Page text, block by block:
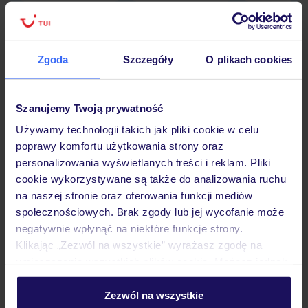
Zgoda Szczegóły O plikach cookies
Szanujemy Twoją prywatność
Używamy technologii takich jak pliki cookie w celu
poprawy komfortu użytkowania strony oraz
personalizowania wyświetlanych treści i reklam. Pliki
cookie wykorzystywane są także do analizowania ruchu
na naszej stronie oraz oferowania funkcji mediów
społecznościowych. Brak zgody lub jej wycofanie może
negatywnie wpłynąć na niektóre funkcje strony.
Klikając „Zezwól na wszystkie” wyrażasz zgodę na
personalizować swój wybór wchodząc w zakładkę
Zezwól na wszystkie
Hotel
Opinie
Pokoje
Wyżywienie
Atrakcje